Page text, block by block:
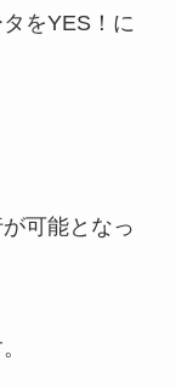
をYES！に
可能となっ